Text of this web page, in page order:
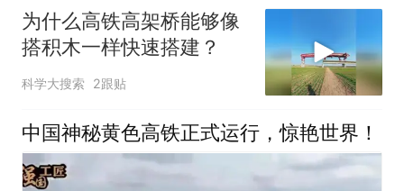
为什么高铁高架桥能够像
搭积木一样快速搭建？
科学大搜索 2跟贴
中国神秘黄色高铁正式运行，惊艳世界！